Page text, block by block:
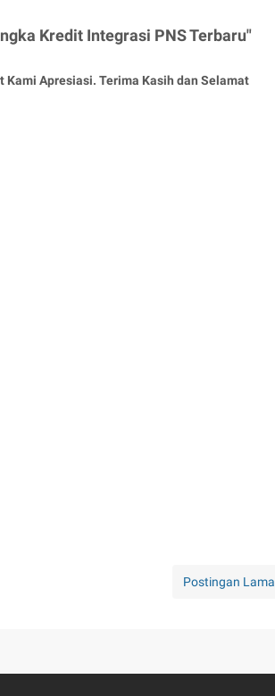
Kredit Integrasi PNS Terbaru"
Kami Apresiasi. Terima Kasih dan Selamat
Postingan Lama